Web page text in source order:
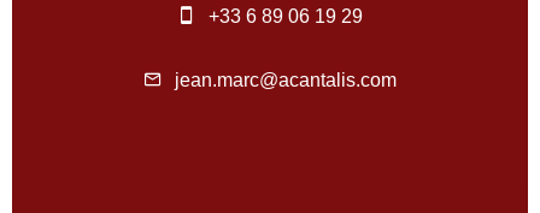
+33 6 89 06 19 29
jean.marc@acantalis.com